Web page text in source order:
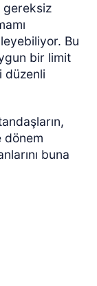
gereksiz
Bu
bir limit
düzenli
dönem
buna